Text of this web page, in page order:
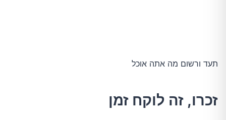
תעד ורשום מה אתה אוכל
זכרו, זה לוקח זמן